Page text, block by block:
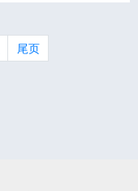
尾页